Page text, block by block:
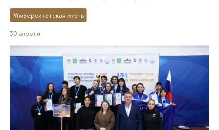
Университетская жизнь
30 апреля